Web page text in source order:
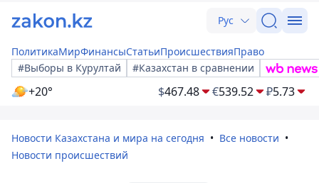
Рус
ПолитикаМирФинансыСтатьиПроисшествияПраво
#Выборы в Курултай
#Казахстан в сравнении
+20° $467.48 €539.52 ₽5.73
Новости Казахстана и мира на сегодня
Все новости
Новости происшествий